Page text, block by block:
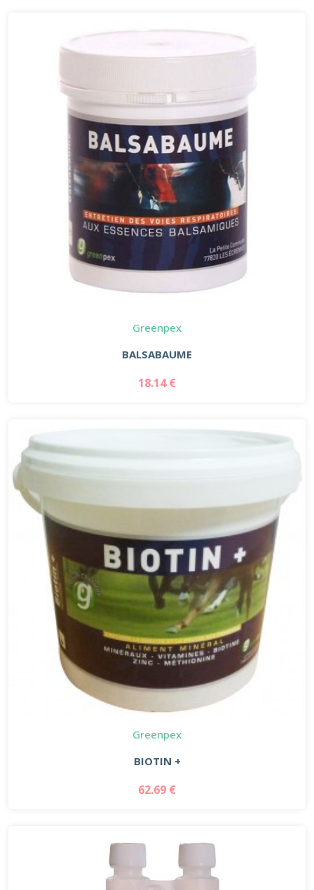
Greenpex
BALSABAUME
18.14 €
Greenpex
BIOTIN +
62.69 €